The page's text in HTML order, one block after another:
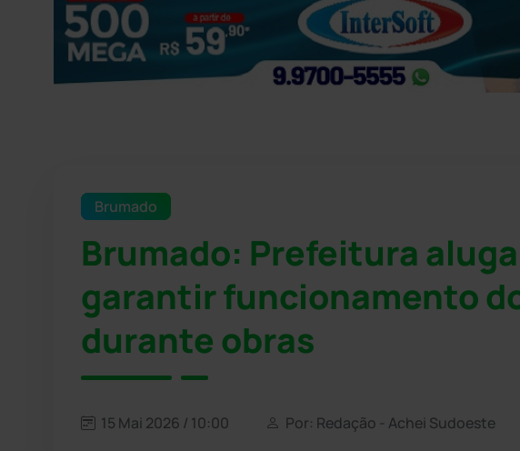
Brumado
Brumado: Prefeitura
garantir funcionamento do
durante obras
15 Mai 2026 / 10:00 Por: Redação - Achei Sudoeste